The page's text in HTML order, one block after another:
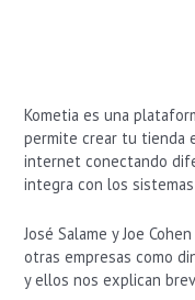
Kometia es una
permite crear tu tienda
internet conectando
integra con los
José Salame y Joe
otras empresas como
y ellos nos explican